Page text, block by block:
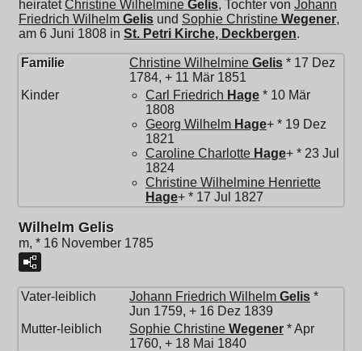
heiratetChristine Wilhelmine Gelis, Tochter von Johann
Friedrich Wilhelm Gelis und Sophie Christine Wegener,
am 6 Juni 1808 in St. Petri Kirche, Deckbergen.
Familie Christine Wilhelmine Gelis * 17 Dez
1784, + 11 Mär 1851
Kinder
Carl Friedrich Hage * 10 Mär
1808
Georg Wilhelm Hage+ * 19 Dez
1821
Caroline Charlotte Hage+ * 23 Jul
1824
Christine Wilhelmine Henriette
Hage+ * 17 Jul 1827
Wilhelm Gelis
m, * 16 November 1785
Vater-leiblich Johann Friedrich Wilhelm Gelis *
Jun 1759, + 16 Dez 1839
Mutter-leiblich
Sophie Christine Wegener * Apr
1760, + 18 Mai 1840